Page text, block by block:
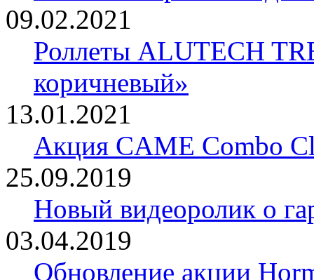
09.02.2021
Роллеты ALUTECH
коричневый»
13.01.2021
Акция CAME Combo
25.09.2019
Новый видеоролик о
03.04.2019
Обновление акции